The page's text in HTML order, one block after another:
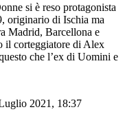
si è reso protagonista
originario di Ischia ma
Madrid, Barcellona e
il corteggiatore di Alex
che l’ex di Uomini e
2021, 18:37